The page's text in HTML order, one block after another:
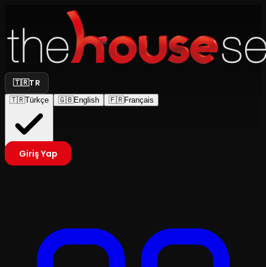
🇹🇷TR
🇹🇷Türkçe 🇬🇧English 🇫🇷Français
Giriş Yap